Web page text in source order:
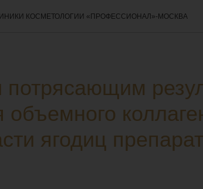
КОСМЕТОЛОГИИ «ПРОФЕССИОНАЛ»-МОСКВА
ягодиц